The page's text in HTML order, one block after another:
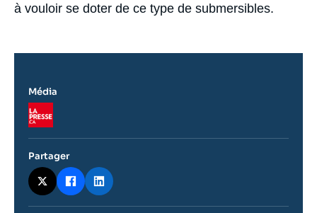
à vouloir se doter de ce type de submersibles.
Média
Logo
Partager